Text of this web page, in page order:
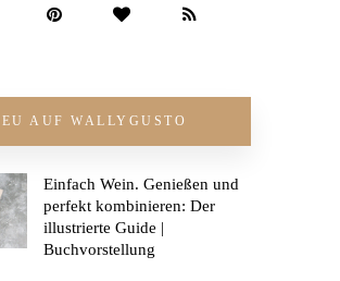
AUF WALLYGUSTO
Einfach Wein. Genießen und
perfekt kombinieren: Der
illustrierte Guide |
Buchvorstellung